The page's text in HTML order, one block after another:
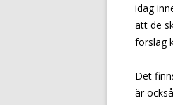
idag
att de
förslag
Det
är också